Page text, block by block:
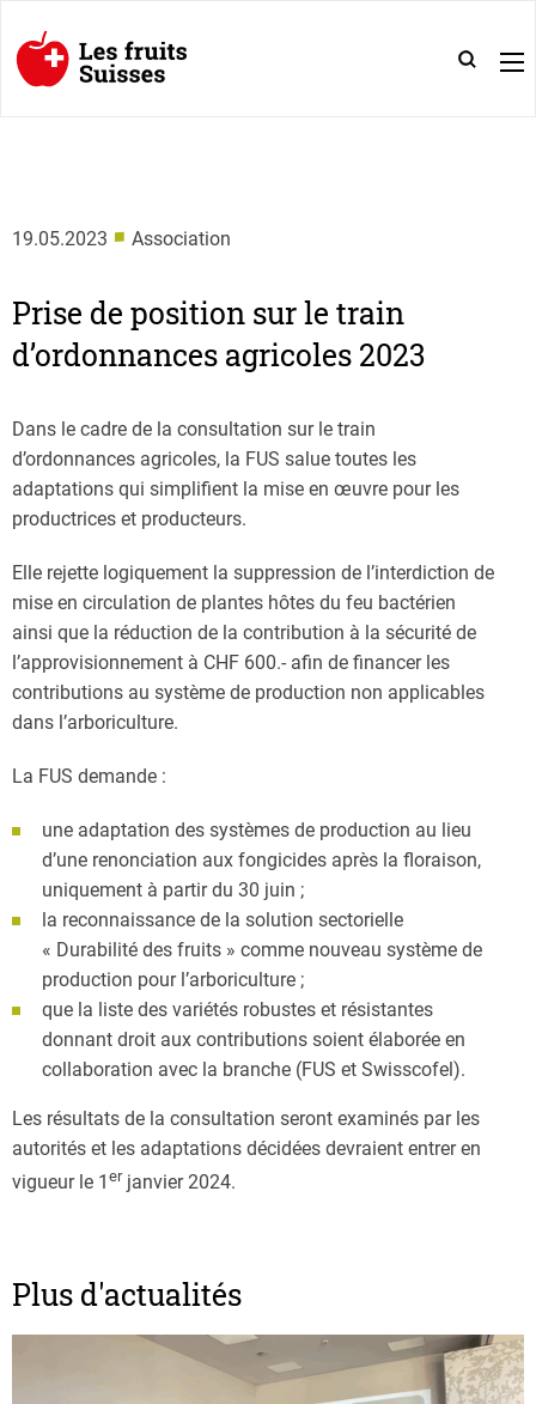
19.05.2023 ■ Association
Prise de position sur le train
d’ordonnances agricoles 2023
Dans le cadre de la consultation sur le train
d’ordonnances agricoles, la FUS salue toutes les
adaptations qui simplifient la mise en œuvre pour les
productrices et producteurs.
Elle rejette logiquement la suppression de l’interdiction de
mise en circulation de plantes hôtes du feu bactérien
ainsi que la réduction de la contribution à la sécurité de
l’approvisionnement à CHF 600.- afin de financer les
contributions au système de production non applicables
dans l’arboriculture.
La FUS demande :
une adaptation des systèmes de production au lieu
d’une renonciation aux fongicides après la floraison,
uniquement à partir du 30 juin ;
la reconnaissance de la solution sectorielle
« Durabilité des fruits » comme nouveau système de
production pour l’arboriculture ;
que la liste des variétés robustes et résistantes
donnant droit aux contributions soient élaborée en
collaboration avec la branche (FUS et Swisscofel).
Les résultats de la consultation seront examinés par les
autorités et les adaptations décidées devraient entrer en
vigueur le 1 er janvier 2024.
Plus d'actualités